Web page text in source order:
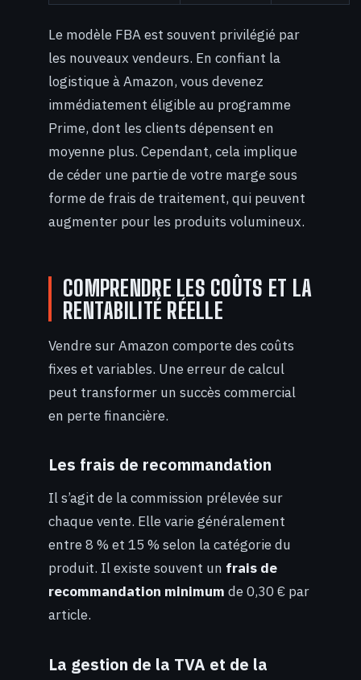
Le modèle FBA est souvent privilégié par
les nouveaux vendeurs. En confiant la
logistique à Amazon, vous devenez
immédiatement éligible au programme
Prime, dont les clients dépensent en
moyenne plus. Cependant, cela implique
de céder une partie de votre marge sous
forme de frais de traitement, qui peuvent
augmenter pour les produits volumineux.
COMPRENDRE LES COÛTS ET LA
RENTABILITÉ RÉELLE
Vendre sur Amazon comporte des coûts
fixes et variables. Une erreur de calcul
peut transformer un succès commercial
en perte financière.
Les frais de recommandation
Il s’agit de la commission prélevée sur
chaque vente. Elle varie généralement
entre 8 % et 15 % selon la catégorie du
produit. Il existe souvent un frais de
recommandation minimum de 0,30 € par
article.
La gestion de la TVA et de la